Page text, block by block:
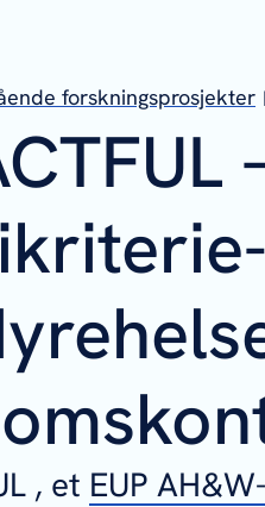
forskningsprosjekter
, et EUP